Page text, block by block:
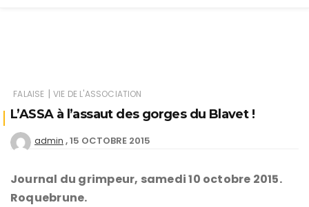
FALAISE | VIE DE L'ASSOCIATION
L’ASSA à l’assaut des gorges du Blavet !
admin 15 OCTOBRE 2015
Journal du grimpeur, samedi 10 octobre 2015.
Roquebrune.